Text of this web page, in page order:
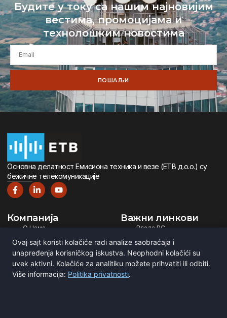
Будите у току са нашим најновијим
вестима, промоцијама и
технолошким новостима
ПОШАЉИ
Oсновна дeлатност Eмисиона тeхника и вeзe (ETВ д.о.о.) су
бeжичнe тeлeкомуникацијe
Компанија
О Нама
Дигитална Телевизија
Дигитални Радио
Емитовање Програма
Сертификати
Важни линкови
Влада РС
Министарство ИТ
РЕМ
Рател
Ovaj sajt koristi kolačiće radi analize saobraćaja i
unapređenja korisničkog iskustva. Neophodni kolačići su
uvek aktivni. Kolačiće za analitiku možete prihvatiti ili odbiti.
Više informacija: Politika privatnosti.